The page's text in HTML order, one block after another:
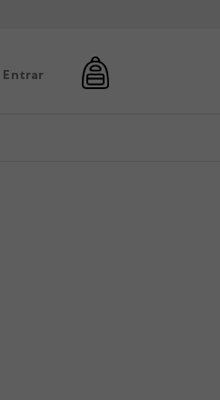
Entrar